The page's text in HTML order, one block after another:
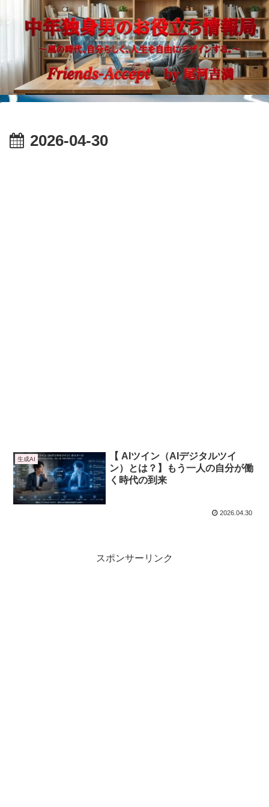
2026-04-30
生成AI
【 AIツイン（AIデジタルツイ
ン）とは？】もう一人の自分が働
く時代の到来
2026.04.30
スポンサーリンク